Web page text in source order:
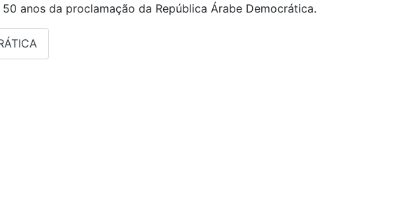
anos da proclamação da República Árabe Democrática.